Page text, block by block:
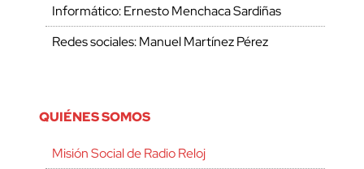
Informático: Ernesto Menchaca Sardiñas
Redes sociales: Manuel Martínez Pérez
QUIÉNES SOMOS
Misión Social de Radio Reloj